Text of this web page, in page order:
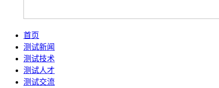
首页
测试新闻
测试技术
测试人才
测试交流